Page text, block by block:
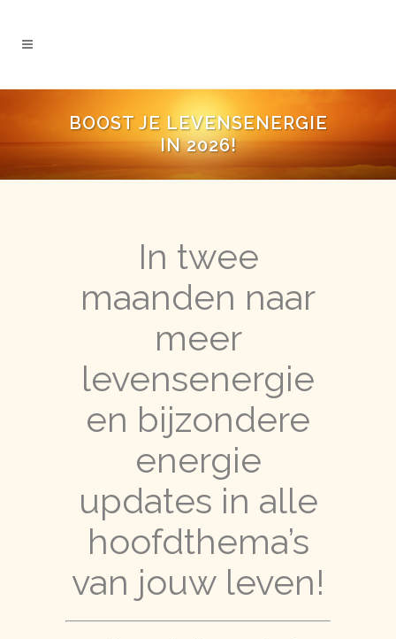
BOOST JE LEVENSENERGIE
IN 2026!
In twee
maanden naar
meer
levensenergie
en bijzondere
energie
updates in alle
hoofdthema’s
van jouw leven!